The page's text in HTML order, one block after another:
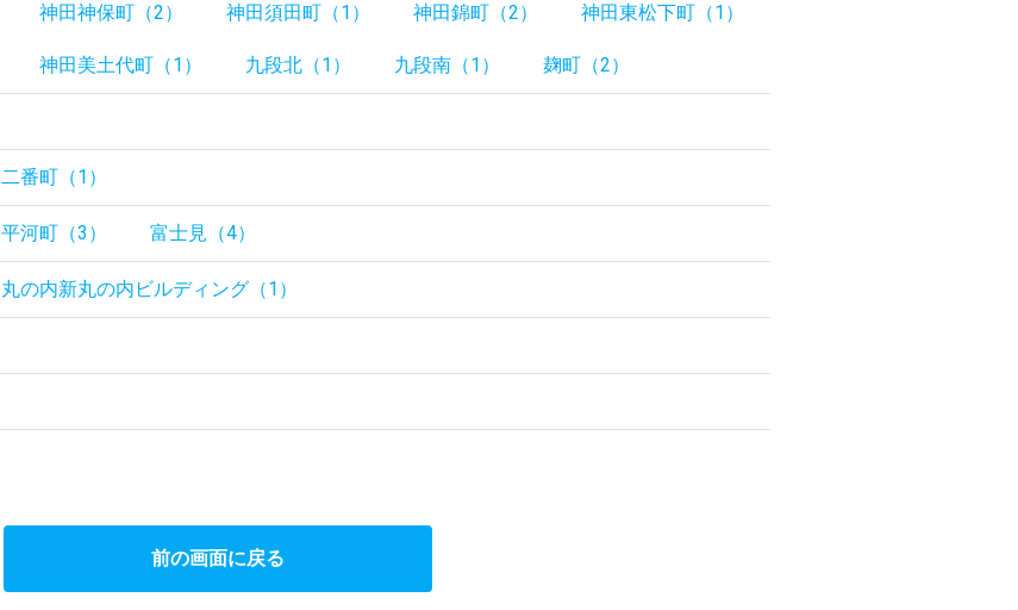
神田神保町（2） 神田須田町（1） 神田錦町（2） 神田東松下町（1）
神田美土代町（1） 九段北（1） 九段南（1） 麹町（2）
二番町（1）
平河町（3） 富士見（4）
丸の内新丸の内ビルディング（1）
前の画面に戻る